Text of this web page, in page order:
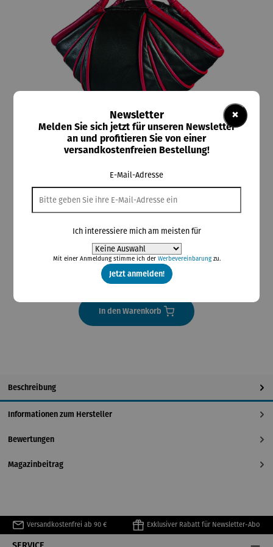
Handtasche Ladystripe
Preise inkl. MwSt. zzgl. Versandkosten
Lieferzeit 2-3 Tage
In den Warenkorb
Beschreibung
Informationen zum Hersteller
Bewertungen
Magazinbeitrag
Versandkostenfrei ab 90 € Exklusiver Rabatt für Newsletter-Abo
×
Newsletter
Melden Sie sich jetzt für unseren Newsletter
an und profitieren Sie von einer
versandkostenfreien Bestellung!
E-Mail-Adresse
Ich interessiere mich am meisten für
Mit einer Anmeldung stimme ich der Werbevereinbarungzu.
Jetzt anmelden!